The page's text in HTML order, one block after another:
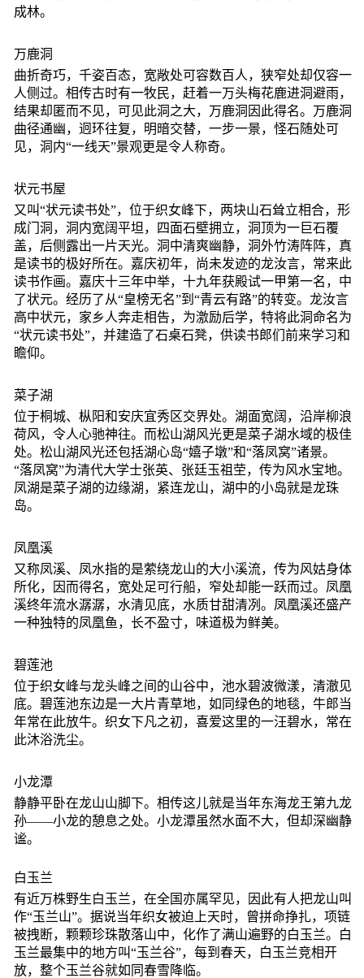
成林。
万鹿洞
曲折奇巧，千姿百态，宽敞处可容数百人，狭窄处却仅容一
人侧过。相传古时有一牧民，赶着一万头梅花鹿进洞避雨，
结果却匿而不见，可见此洞之大，万鹿洞因此得名。万鹿洞
曲径通幽，迥环往复，明暗交替，一步一景，怪石随处可
见，洞内“一线天”景观更是令人称奇。
状元书屋
又叫“状元读书处”，位于织女峰下，两块山石耸立相合，形
成门洞，洞内宽阔平坦，四面石壁拥立，洞顶为一巨石覆
盖，后侧露出一片天光。洞中清爽幽静，洞外竹涛阵阵，真
是读书的极好所在。嘉庆初年，尚未发迹的龙汝言，常来此
读书作画。嘉庆十三年中举，十九年获殿试一甲第一名，中
了状元。经历了从“皇榜无名”到“青云有路”的转变。龙汝言
高中状元，家乡人奔走相告，为激励后学，特将此洞命名为
“状元读书处”，并建造了石桌石凳，供读书郎们前来学习和
瞻仰。
菜子湖
位于桐城、枞阳和安庆宜秀区交界处。湖面宽阔，沿岸柳浪
荷风，令人心驰神往。而松山湖风光更是菜子湖水域的极佳
处。松山湖风光还包括湖心岛“嬉子墩”和“落凤窝”诸景。
“落凤窝”为清代大学士张英、张廷玉祖茔，传为风水宝地。
凤湖是菜子湖的边缘湖，紧连龙山，湖中的小岛就是龙珠
岛。
凤凰溪
又称凤溪、凤水指的是萦绕龙山的大小溪流，传为风姑身体
所化，因而得名，宽处足可行船，窄处却能一跃而过。凤凰
溪终年流水潺潺，水清见底，水质甘甜清冽。凤凰溪还盛产
一种独特的凤凰鱼，长不盈寸，味道极为鲜美。
碧莲池
位于织女峰与龙头峰之间的山谷中，池水碧波微漾，清澈见
底。碧莲池东边是一大片青草地，如同绿色的地毯，牛郎当
年常在此放牛。织女下凡之初，喜爱这里的一汪碧水，常在
此沐浴洗尘。
小龙潭
静静平卧在龙山山脚下。相传这儿就是当年东海龙王第九龙
孙——小龙的憩息之处。小龙潭虽然水面不大，但却深幽静
谧。
白玉兰
有近万株野生白玉兰，在全国亦属罕见，因此有人把龙山叫
作“玉兰山”。据说当年织女被迫上天时，曾拼命挣扎，项链
被拽断，颗颗珍珠散落山中，化作了满山遍野的白玉兰。白
玉兰最集中的地方叫“玉兰谷”，每到春天，白玉兰竞相开
放，整个玉兰谷就如同春雪降临。